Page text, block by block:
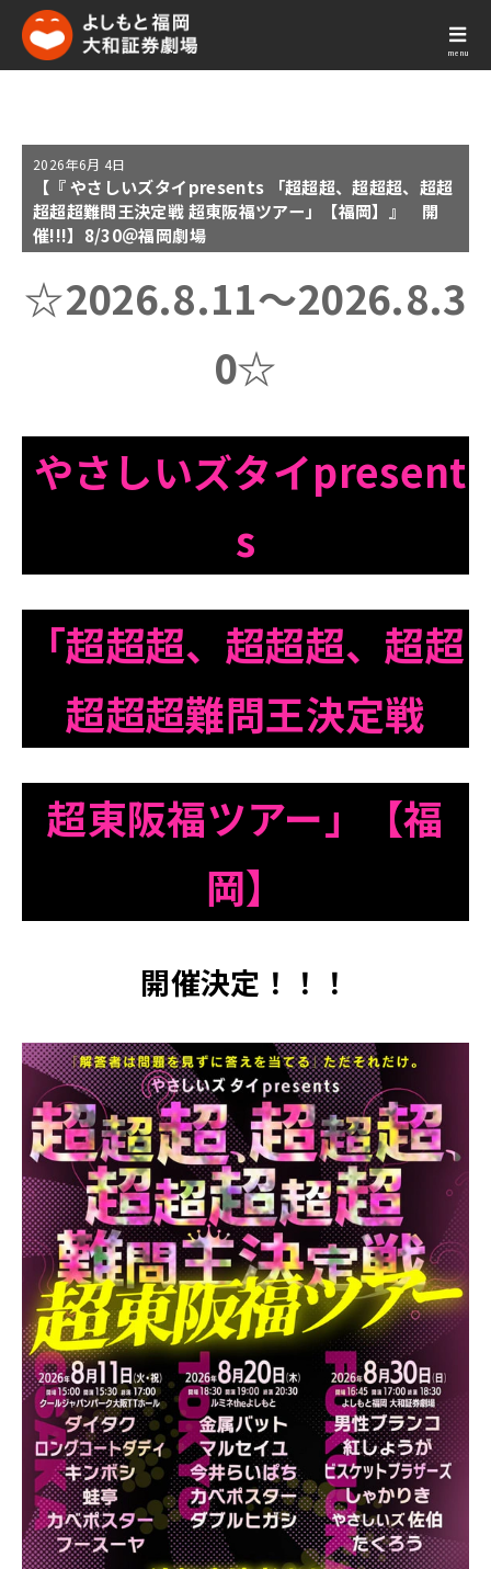
menu
2026年6月 4日
【『 やさしいズタイpresents 「超超超、超超超、超超
超超超難問王決定戦 超東阪福ツアー」【福岡】』 開
催!!!】8/30＠福岡劇場
☆2026.8.11～2026.8.3
0☆
やさしいズタイpresent
s
「超超超、超超超、 超超
超超超難問王決定戦
超東阪福ツアー」【福
岡】
開催決定！！！